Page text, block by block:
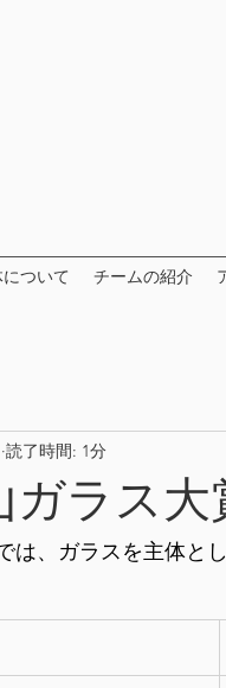
ついて チームの紹介
ラス大
読了時間: 1分
は、ガラスを主体と